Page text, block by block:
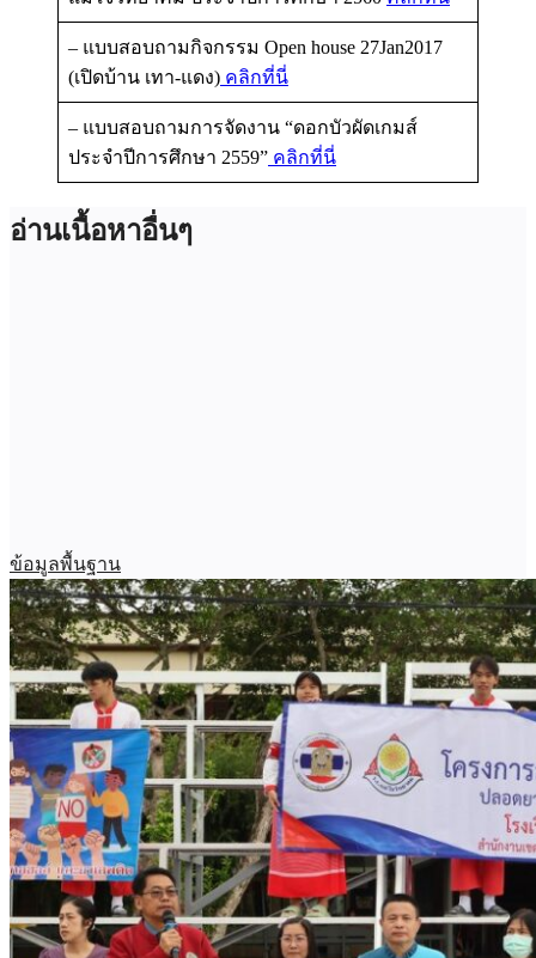
– แบบสอบถามกิจกรรม Open house 27Jan2017
(เปิดบ้าน เทา-แดง) คลิกที่นี่
– แบบสอบถามการจัดงาน “ดอกบัวผัดเกมส์
ประจำปีการศึกษา 2559” คลิกที่นี่
อ่านเนื้อหาอื่นๆ
ข้อมูลพื้นฐาน